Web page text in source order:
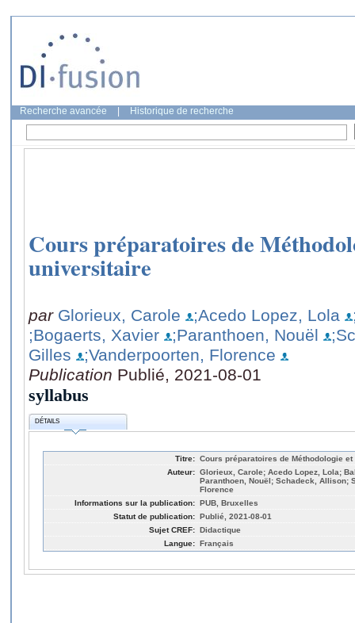
Recherche avancée Historique de recherche
Cours préparatoires de
universitaire
par Glorieux, Carole ;Acedo Lopez, Lola
;Bogaerts, Xavier
;Paranthoen, Nouël
Gilles
;Vanderpoorten, Florence
Publication Publié, 2021-08-01
syllabus
DÉTAILS
Titre: Cours préparatoires de Méthodologie
Auteur: Glorieux, Carole; Acedo Lopez, Lola;
Paranthoen, Nouël; Schadeck, Allison;
Florence
Informations sur la publication: PUB, Bruxelles
Statut de publication: Publié, 2021-08-01
Sujet CREF: Didactique
Langue: Français